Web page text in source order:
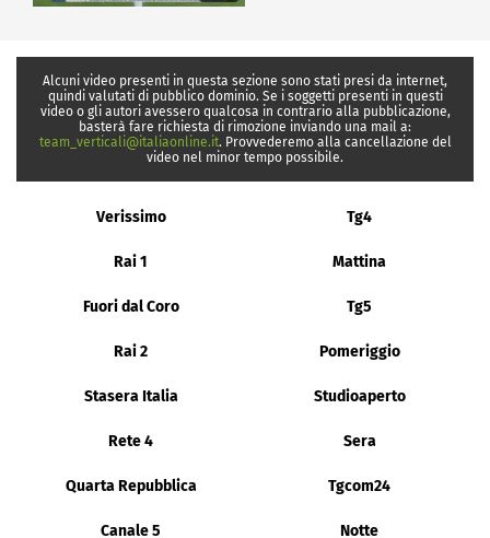
Alcuni video presenti in questa sezione sono stati presi da internet,
quindi valutati di pubblico dominio. Se i soggetti presenti in questi
video o gli autori avessero qualcosa in contrario alla pubblicazione,
basterà fare richiesta di rimozione inviando una mail a:
team_verticali@italiaonline.it. Provvederemo alla cancellazione del
video nel minor tempo possibile.
Verissimo Tg4
Rai 1 Mattina
Fuori dal Coro Tg5
Rai 2 Pomeriggio
Stasera Italia Studioaperto
Rete 4 Sera
Quarta Repubblica Tgcom24
Canale 5 Notte